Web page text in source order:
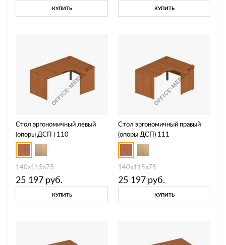
КУПИТЬ КУПИТЬ
Стол эргономичный левый
(опоры ДСП ) 110
140x115x75
25 197 руб.
КУПИТЬ
Стол эргономичный правый
(опоры ДСП) 111
140x115x75
25 197 руб.
КУПИТЬ